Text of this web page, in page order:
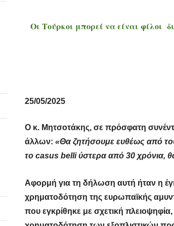
Οι Τούρκοι μπορεί να είναι φίλοι
25/05/2025
Ο κ. Μητσοτάκης, σε πρόσφατη
άλλων: «Θα ζητήσουμε ευθέως από
το casus belli ύστερα από 30 χρόνια,
Αφορμή για τη δήλωση αυτή ήταν η
χρηματοδότηση της ευρωπαϊκής
που εγκρίθηκε με σχετική